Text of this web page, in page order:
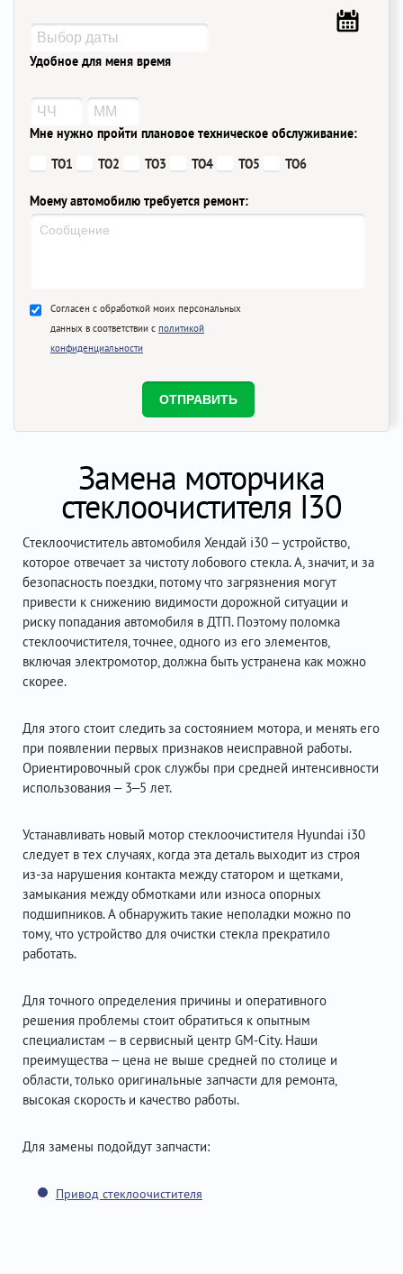
Удобное для меня время
Мне нужно пройти плановое техническое обслуживание:
ТО1
ТО2 ТО3 ТО4 ТО5 ТО6
Моему автомобилю требуется ремонт:
Согласен с обработкой моих персональных
данных в соответствии с политикой
конфиденциальности
Замена моторчика
стеклоочистителя I30
Стеклоочиститель автомобиля Хендай i30 – устройство,
которое отвечает за чистоту лобового стекла. А, значит, и за
безопасность поездки, потому что загрязнения могут
привести к снижению видимости дорожной ситуации и
риску попадания автомобиля в ДТП. Поэтому поломка
стеклоочистителя, точнее, одного из его элементов,
включая электромотор, должна быть устранена как можно
скорее.
Для этого стоит следить за состоянием мотора, и менять его
при появлении первых признаков неисправной работы.
Ориентировочный срок службы при средней интенсивности
использования – 3–5 лет.
Устанавливать новый мотор стеклоочистителя Hyundai i30
следует в тех случаях, когда эта деталь выходит из строя
из-за нарушения контакта между статором и щетками,
замыкания между обмотками или износа опорных
подшипников. А обнаружить такие неполадки можно по
тому, что устройство для очистки стекла прекратило
работать.
Для точного определения причины и оперативного
решения проблемы стоит обратиться к опытным
специалистам – в сервисный центр GM-City. Наши
преимущества – цена не выше средней по столице и
области, только оригинальные запчасти для ремонта,
высокая скорость и качество работы.
Для замены подойдут запчасти:
Привод стеклоочистителя